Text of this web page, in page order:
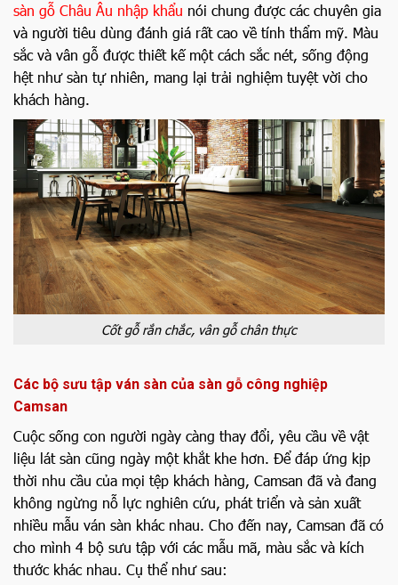
sàn gỗ Châu Âu nhập khẩu nói chung được các chuyên gia
và người tiêu dùng đánh giá rất cao về tính thẩm mỹ. Màu
sắc và vân gỗ được thiết kế một cách sắc nét, sống động
hệt như sàn tự nhiên, mang lại trải nghiệm tuyệt vời cho
khách hàng.
Cốt gỗ rắn chắc, vân gỗ chân thực
Các bộ sưu tập ván sàn của sàn gỗ công nghiệp
Camsan
Cuộc sống con người ngày càng thay đổi, yêu cầu về vật
liệu lát sàn cũng ngày một khắt khe hơn. Để đáp ứng kịp
thời nhu cầu của mọi tệp khách hàng, Camsan đã và đang
không ngừng nỗ lực nghiên cứu, phát triển và sản xuất
nhiều mẫu ván sàn khác nhau. Cho đến nay, Camsan đã có
cho mình 4 bộ sưu tập với các mẫu mã, màu sắc và kích
thước khác nhau. Cụ thể như sau: